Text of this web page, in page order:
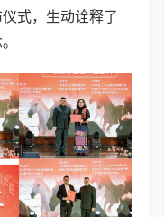
式，生动诠释了